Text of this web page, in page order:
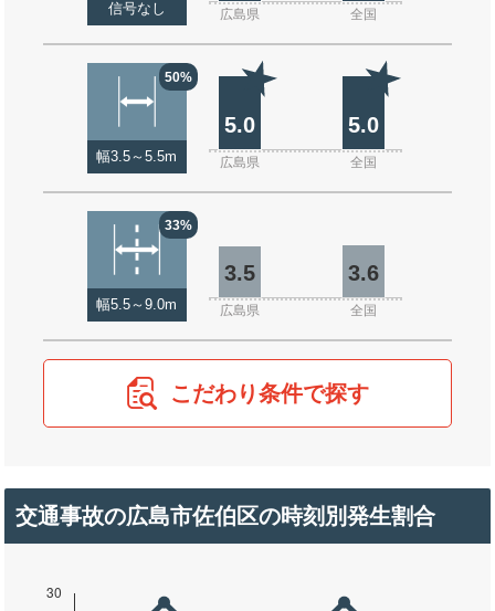
信号なし 広島県 全国
50%
幅3.5～5.5m
5.0 5.0
広島県 全国
33%
幅5.5～9.0m
3.5 3.6
広島県 全国
こだわり条件で探す
交通事故の広島市佐伯区の時刻別発生割合